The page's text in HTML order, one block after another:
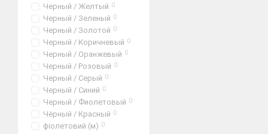
Черный / Желтый 0
Черный / Зеленый 0
Черный / Золотой 0
Черный / Коричневый 0
Черный / Оранжевый 0
Черный / Розовый 0
Черный / Серый 0
Черный / Синий 0
Черный / Фиолетовый 0
Чёрный / Красный 0
фіолетовий (м) 0